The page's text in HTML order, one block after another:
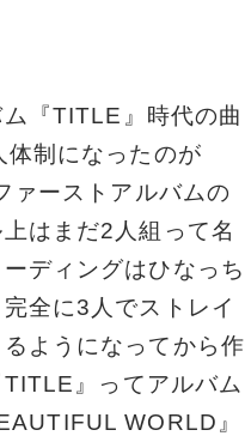
『TITLE』時代の曲
制になったのが
ァーストアルバムの
はまだ2人組って名
ディングはひなっち
全に3人でストレイ
ようになってから作
』ってアルバム
WORLD』